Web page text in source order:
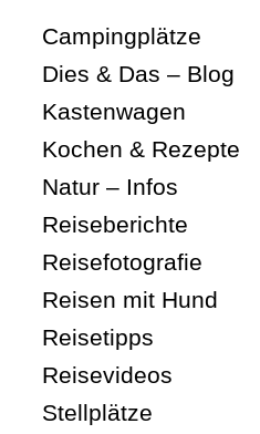
Campingplätze
Dies & Das – Blog
Kastenwagen
Kochen & Rezepte
Natur – Infos
Reiseberichte
Reisefotografie
Reisen mit Hund
Reisetipps
Reisevideos
Stellplätze